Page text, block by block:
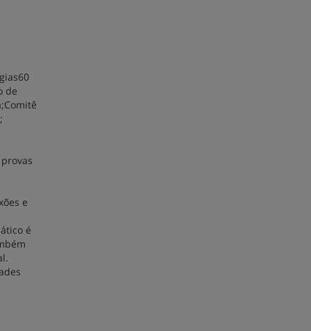
de
e
é